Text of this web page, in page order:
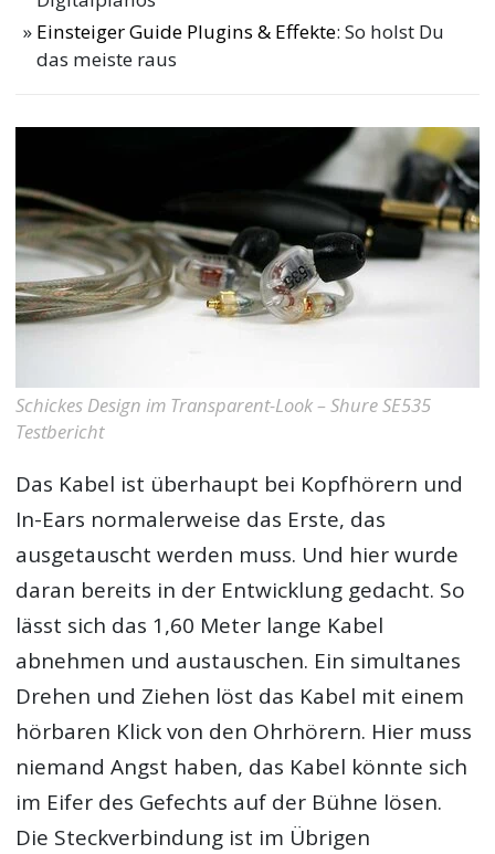
Einsteiger Guide Plugins & Effekte: So holst Du
das meiste raus
Schickes Design im Transparent-Look – Shure SE535
Testbericht
Das Kabel ist überhaupt bei Kopfhörern und
In-Ears normalerweise das Erste, das
ausgetauscht werden muss. Und hier wurde
daran bereits in der Entwicklung gedacht. So
lässt sich das 1,60 Meter lange Kabel
abnehmen und austauschen. Ein simultanes
Drehen und Ziehen löst das Kabel mit einem
hörbaren Klick von den Ohrhörern. Hier muss
niemand Angst haben, das Kabel könnte sich
im Eifer des Gefechts auf der Bühne lösen.
Die Steckverbindung ist im Übrigen